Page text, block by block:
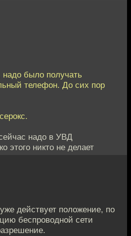
было получать
телефон. До сих пор
надо в УВД
этого никто не делает
действует положение, по
беспроводной сети